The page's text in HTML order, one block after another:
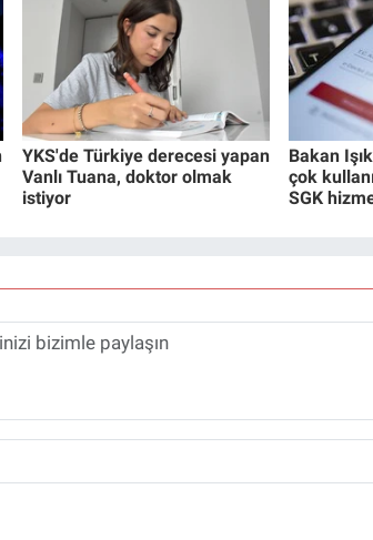
YKS'de Türkiye derecesi yapan
Vanlı Tuana, doktor olmak
istiyor
Bakan
çok
SGK